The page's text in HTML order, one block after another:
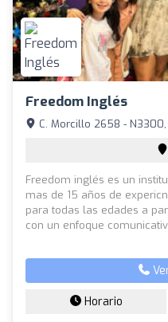
Freedom Inglés
C. Morcillo 2658 -
Freedom inglés es un
mas de 15 años de
para todas las edades a
con un enfoque
Horario